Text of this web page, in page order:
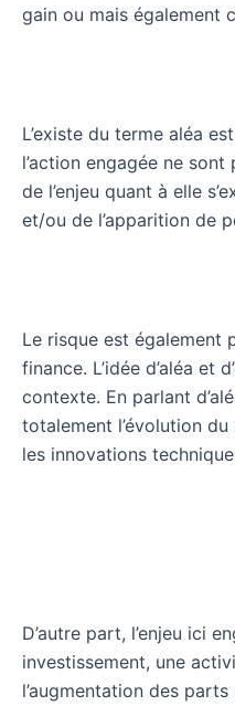
gain ou mais également
L’existe du terme aléa
l’action engagée ne
de l’enjeu quant à elle
et/ou de l’apparition de
Le risque est également
finance. L’idée d’aléa et
contexte. En parlant
totalement l’évolution
les innovations
D’autre part, l’enjeu ici
investissement, une
l’augmentation des parts